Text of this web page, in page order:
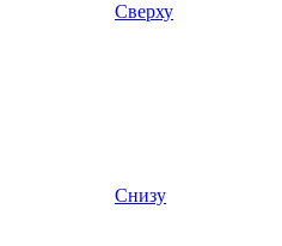
Сверху
Снизу